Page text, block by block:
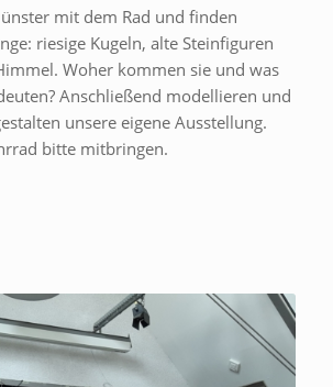
mit dem Rad und finden
riesige Kugeln, alte Steinfiguren
Woher kommen sie und was
Anschließend modellieren und
unsere eigene Ausstellung.
bitte mitbringen.